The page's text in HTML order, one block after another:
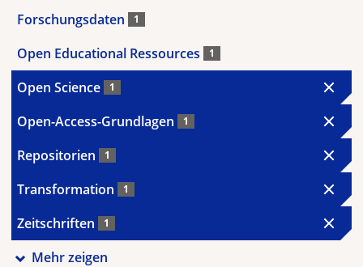
Forschungsdaten 1
Open Educational Ressources 1
Open Science 1
Open-Access-Grundlagen 1
Repositorien 1
Transformation 1
Zeitschriften 1
Mehr zeigen